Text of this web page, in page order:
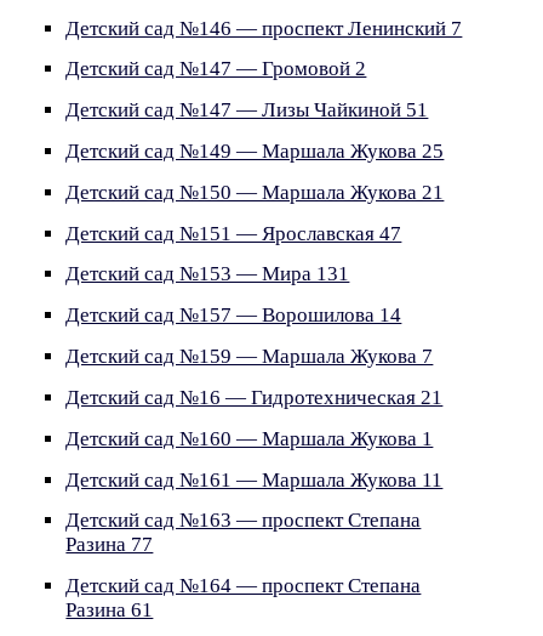
Детский сад №146 — проспект Ленинский 7
Детский сад №147 — Громовой 2
Детский сад №147 — Лизы Чайкиной 51
Детский сад №149 — Маршала Жукова 25
Детский сад №150 — Маршала Жукова 21
Детский сад №151 — Ярославская 47
Детский сад №153 — Мира 131
Детский сад №157 — Ворошилова 14
Детский сад №159 — Маршала Жукова 7
Детский сад №16 — Гидротехническая 21
Детский сад №160 — Маршала Жукова 1
Детский сад №161 — Маршала Жукова 11
Детский сад №163 — проспект Степана
Разина 77
Детский сад №164 — проспект Степана
Разина 61